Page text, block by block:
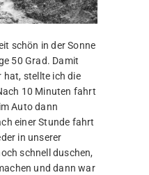
schön in der Sonne
50 Grad. Damit
hat, stellte ich die
10 Minuten fahrt
Auto dann
einer Stunde fahrt
in unserer
schnell duschen,
und dann war